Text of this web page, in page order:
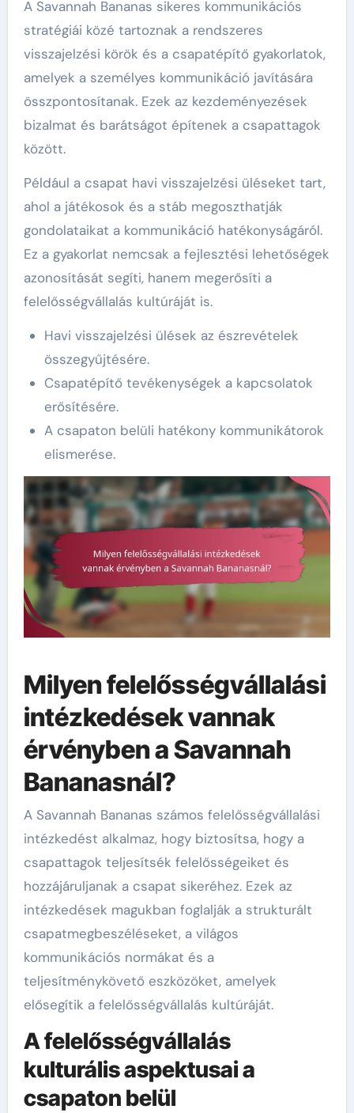
A Savannah Bananas sikeres kommunikációs
stratégiái közé tartoznak a rendszeres
visszajelzési körök és a csapatépítő gyakorlatok,
amelyek a személyes kommunikáció javítására
összpontosítanak. Ezek az kezdeményezések
bizalmat és barátságot építenek a csapattagok
között.
Például a csapat havi visszajelzési üléseket tart,
ahol a játékosok és a stáb megoszthatják
gondolataikat a kommunikáció hatékonyságáról.
Ez a gyakorlat nemcsak a fejlesztési lehetőségek
azonosítását segíti, hanem megerősíti a
felelősségvállalás kultúráját is.
Havi visszajelzési ülések az észrevételek
összegyűjtésére.
Csapatépítő tevékenységek a kapcsolatok
erősítésére.
A csapaton belüli hatékony kommunikátorok
elismerése.
Milyen felelősségvállalási
intézkedések vannak
érvényben a Savannah
Bananasnál?
A Savannah Bananas számos felelősségvállalási
intézkedést alkalmaz, hogy biztosítsa, hogy a
csapattagok teljesítsék felelősségeiket és
hozzájáruljanak a csapat sikeréhez. Ezek az
intézkedések magukban foglalják a strukturált
csapatmegbeszéléseket, a világos
kommunikációs normákat és a
teljesítménykövető eszközöket, amelyek
elősegítik a felelősségvállalás kultúráját.
A felelősségvállalás
kulturális aspektusai a
csapaton belül